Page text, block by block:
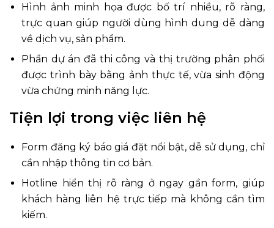
Hình ảnh minh họa được bố trí nhiều, rõ ràng,
trực quan giúp người dùng hình dung dễ dàng
về dịch vụ, sản phẩm.
Phần dự án đã thi công và thị trường phân phối
được trình bày bằng ảnh thực tế, vừa sinh động
vừa chứng minh năng lực.
Tiện lợi trong việc liên hệ
Form đăng ký báo giá đặt nổi bật, dễ sử dụng, chỉ
cần nhập thông tin cơ bản.
Hotline hiển thị rõ ràng ở ngay gần form, giúp
khách hàng liên hệ trực tiếp mà không cần tìm
kiếm.